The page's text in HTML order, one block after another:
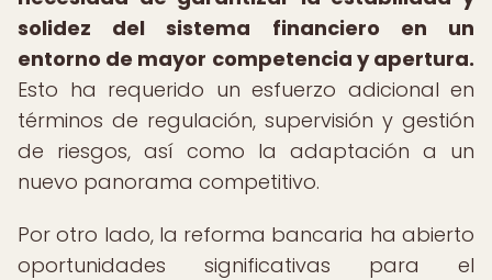
solidez del sistema financiero en un
entorno de mayor competencia y apertura.
Esto ha requerido un esfuerzo adicional en
términos de regulación, supervisión y gestión
de riesgos, así como la adaptación a un
nuevo panorama competitivo.
Por otro lado, la reforma bancaria ha abierto
oportunidades significativas para el